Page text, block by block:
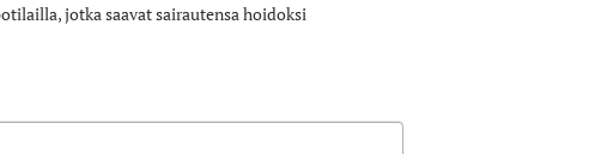
jotka saavat sairautensa hoidoksi